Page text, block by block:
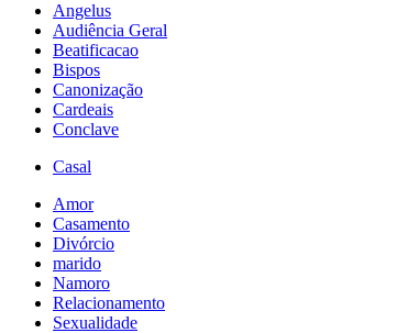
Angelus
Audiência Geral
Beatificacao
Bispos
Canonização
Cardeais
Conclave
Casal
Amor
Casamento
Divórcio
marido
Namoro
Relacionamento
Sexualidade